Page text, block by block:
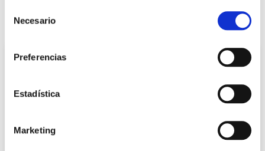
Necesario
Preferencias
Estadística
Marketing
También te puede interesar